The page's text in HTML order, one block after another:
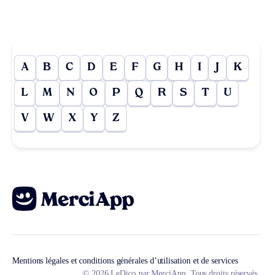
A B C D E F G H I J K
L M N O P Q R S T U
V W X Y Z
Mentions légales et conditions générales d’utilisation et de services